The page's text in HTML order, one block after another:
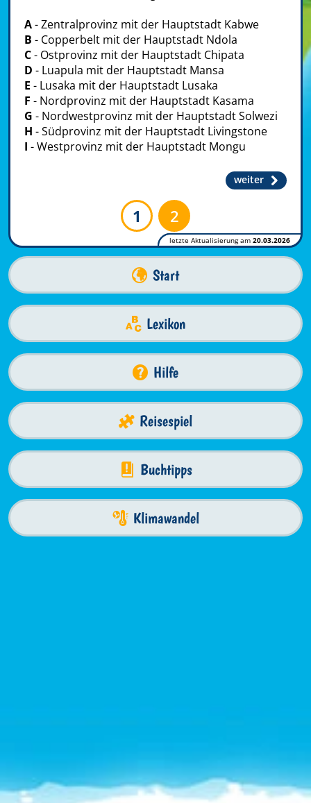
A- Zentralprovinz mit der Hauptstadt Kabwe
B - Copperbelt mit der Hauptstadt Ndola
C- Ostprovinz mit der Hauptstadt Chipata
D - Luapula mit der Hauptstadt Mansa
E - Lusaka mit der Hauptstadt Lusaka
F - Nordprovinz mit der Hauptstadt Kasama
G - Nordwestprovinz mit der Hauptstadt Solwezi
H - Südprovinz mit der Hauptstadt Livingstone
I - Westprovinz mit der Hauptstadt Mongu
weiter
1 2
letzte Aktualisierung am 20.03.2026
Start
Lexikon
Hilfe
Reisespiel
Buchtipps
Klimawandel